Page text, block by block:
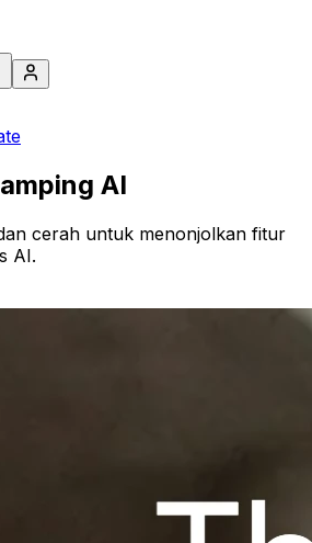
AI
cerah untuk menonjolkan fitur
AI.